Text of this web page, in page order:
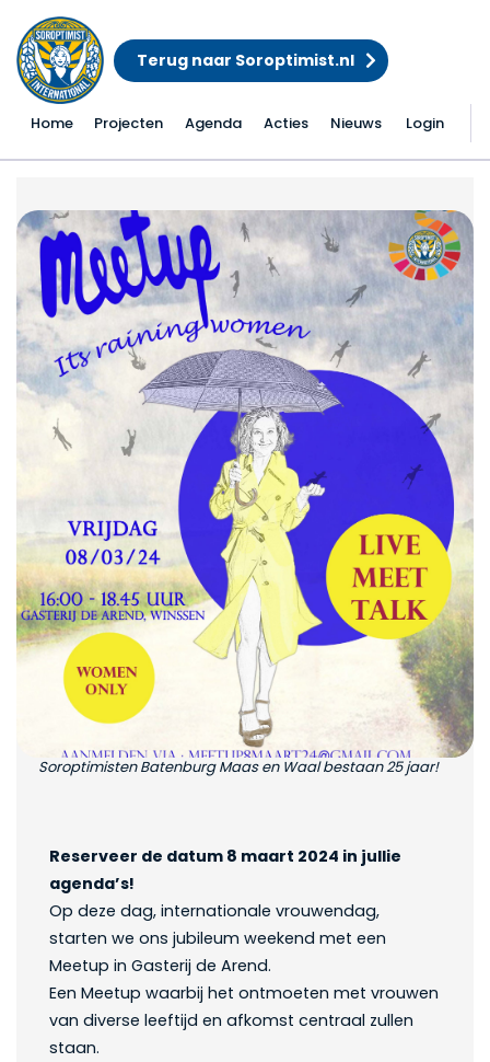
Terug naar Soroptimist.nl
Home Projecten Agenda Acties Nieuws Login
Lustrum Meet-Up
Soroptimisten Batenburg Maas en Waal bestaan 25 jaar!
Reserveer de datum 8 maart 2024 in jullie
agenda’s!
Op deze dag, internationale vrouwendag,
starten we ons jubileum weekend met een
Meetup in Gasterij de Arend.
Een Meetup waarbij het ontmoeten met vrouwen
van diverse leeftijd en afkomst centraal zullen
staan.